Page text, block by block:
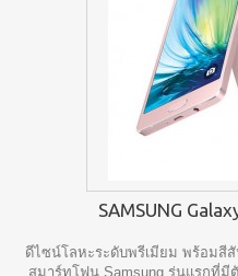
SAMSUNG
ดีไซน์โลหะระดับพรีเมียม พร้อมสีสั
สมาร์ทโฟน Samsung รุ่นแรกที่มี